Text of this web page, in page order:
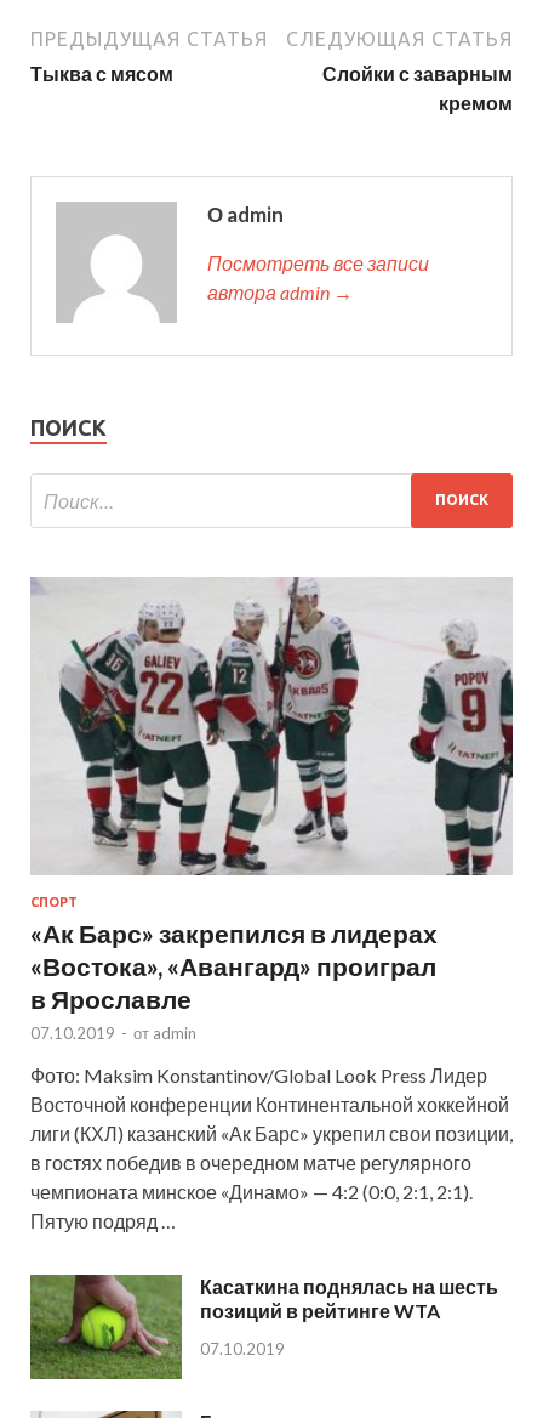
ПРЕДЫДУЩАЯ СТАТЬЯ
Тыква с мясом
СЛЕДУЮЩАЯ СТАТЬЯ
Слойки с заварным
кремом
О admin
Посмотреть все записи
автора admin →
ПОИСК
СПОРТ
«Ак Барс» закрепился в лидерах
«Востока», «Авангард» проиграл
в Ярославле
07.10.2019 - от admin
Фото: Maksim Konstantinov/Global Look Press Лидер
Восточной конференции Континентальной хоккейной
лиги (КХЛ) казанский «Ак Барс» укрепил свои позиции,
в гостях победив в очередном матче регулярного
чемпионата минское «Динамо» — 4:2 (0:0, 2:1, 2:1).
Пятую подряд …
Касаткина поднялась на шесть
позиций в рейтинге WTA
07.10.2019